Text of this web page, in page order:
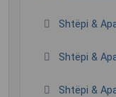
Shtëpi &
Shtëpi &
Shtëpi &